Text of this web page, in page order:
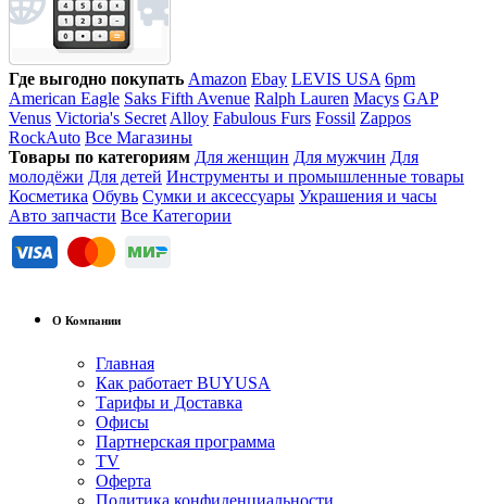
Где выгодно покупать Amazon Ebay LEVIS USA 6pm
American Eagle Saks Fifth Avenue Ralph Lauren Macys GAP
Venus Victoria's Secret Alloy Fabulous Furs Fossil Zappos
RockAuto Все Магазины
Товары по категориям Для женщин Для мужчин Для
молодёжи Для детей Инструменты и промышленные товары
Косметика Обувь Сумки и аксессуары Украшения и часы
Авто запчасти Все Категории
О Компании
Главная
Как работает BUYUSA
Тарифы и Доставка
Офисы
Партнерская программа
TV
Оферта
Политика конфиденциальности